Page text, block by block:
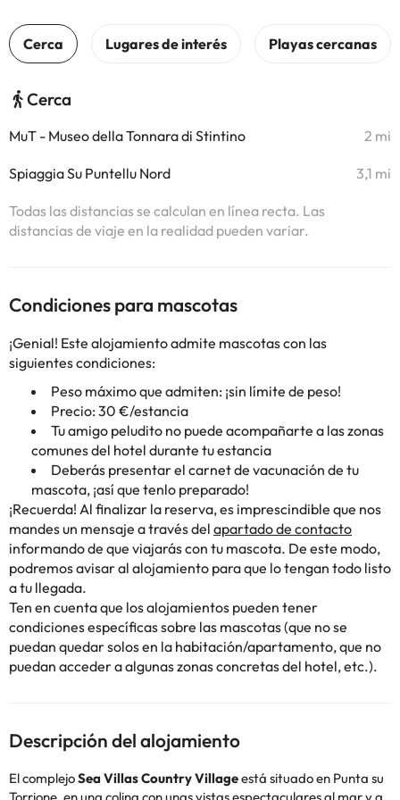
Cerca
MuT - Museo della Tonnara di Stintino 2 mi
Spiaggia Su Puntellu Nord 3,1 mi
Todas las distancias se calculan en línea recta. Las
distancias de viaje en la realidad pueden variar.
Condiciones para mascotas
¡Genial! Este alojamiento admite mascotas con las
siguientes condiciones:
Peso máximo que admiten: ¡sin límite de peso!
Precio: 30 €/estancia
Tu amigo peludito no puede acompañarte a las zonas
comunes del hotel durante tu estancia
Deberás presentar el carnet de vacunación de tu
mascota, ¡así que tenlo preparado!
¡Recuerda! Al finalizar la reserva, es imprescindible que nos
mandes un mensaje a través del apartado de contacto
informando de que viajarás con tu mascota. De este modo,
podremos avisar al alojamiento para que lo tengan todo listo
a tu llegada.
Ten en cuenta que los alojamientos pueden tener
condiciones específicas sobre las mascotas (que no se
puedan quedar solos en la habitación/apartamento, que no
puedan acceder a algunas zonas concretas del hotel, etc.).
Descripción del alojamiento
El complejoSea Villas Country Villageestá situado en Punta su